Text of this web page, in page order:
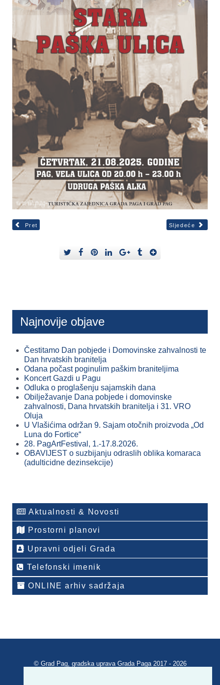
Pret Sljedeće
Najnovije objave
Čestitamo Dan pobjede i Domovinske zahvalnosti te
Dan hrvatskih branitelja
Odana počast poginulim paškim braniteljima
Koncert Gazdi u Pagu
Odluka o proglašenju sajamskih dana
Obilježavanje Dana pobjede i domovinske
zahvalnosti, Dana hrvatskih branitelja i 31. VRO
Oluja
U Vlašićima održan 9. Sajam otočnih proizvoda „Od
Luna do Fortice“
28. PagArtFestival, 1.-17.8.2026.
OBAVIJEST o suzbijanju odraslih oblika komaraca
(adulticidne dezinsekcije)
Aktualnosti & Novosti
Prostorni planovi
Upravni odjeli Grada
Telefonski imenik
ONLINE arhiv sadržaja
© Grad Pag, gradska uprava Grada Paga 2017 - 2026